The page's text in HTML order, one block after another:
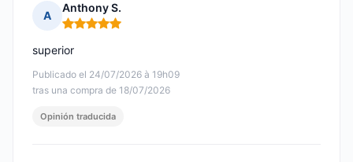
A
Anthony S.
Nota: 5 de 5
Publicado el 24/07/2026 à 19h09
tras una compra de 18/07/2026
superior
Opinión traducida